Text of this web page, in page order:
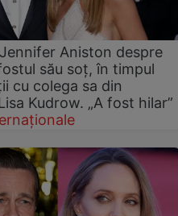
Aniston despre
său soț, în timpul
cu colega sa din
Kudrow. „A fost hilar”